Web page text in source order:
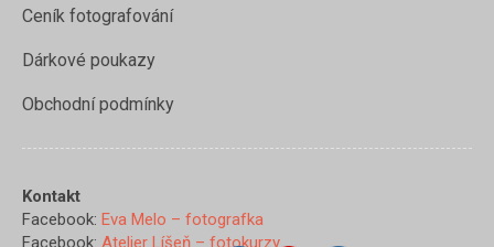
Ceník fotografování
Dárkové poukazy
Obchodní podmínky
Kontakt
Facebook: Eva Melo – fotografka
Facebook: Atelier Líšeň – fotokurzy
patek/img_4315">